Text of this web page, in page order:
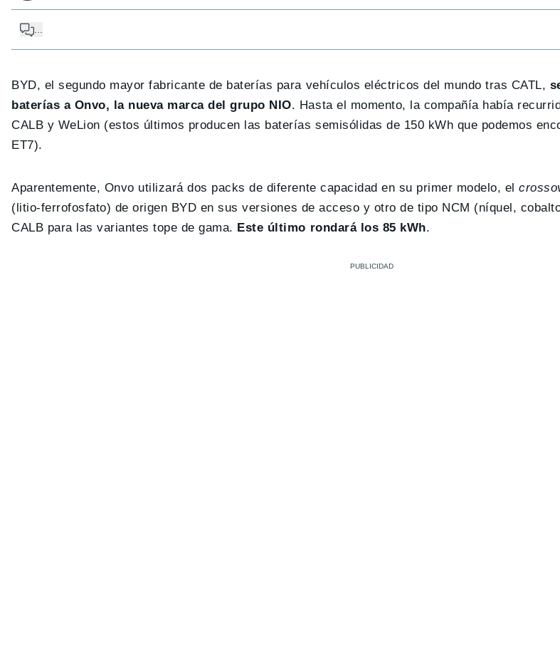
...
BYD, el segundo mayor fabricante de baterías para vehículos eléctricos del mundo tras CATL,
baterías a Onvo, la nueva marca del grupo NIO. Hasta el momento, la compañía había
CALB y WeLion (estos últimos producen las baterías semisólidas de 150 kWh que podemos
ET7).
Aparentemente, Onvo utilizará dos packs de diferente capacidad en su primer modelo, el
(litio-ferrofosfato) de origen BYD en sus versiones de acceso y otro de tipo NCM (níquel,
CALB para las variantes tope de gama. Este último rondará los 85 kWh.